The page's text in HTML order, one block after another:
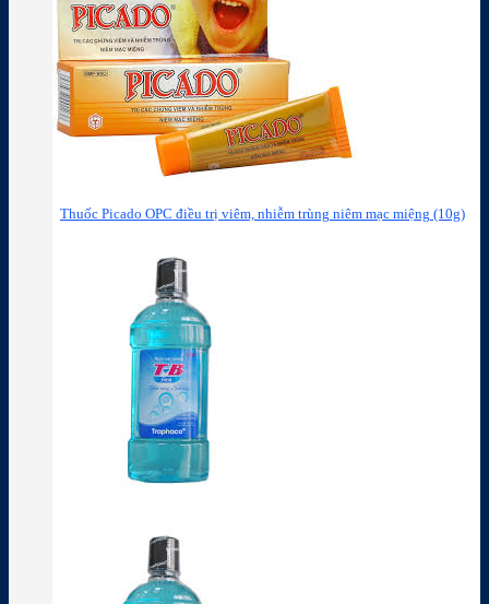
Thuốc Picado OPC điều trị viêm, nhiễm trùng niêm mạc miệng (10g)